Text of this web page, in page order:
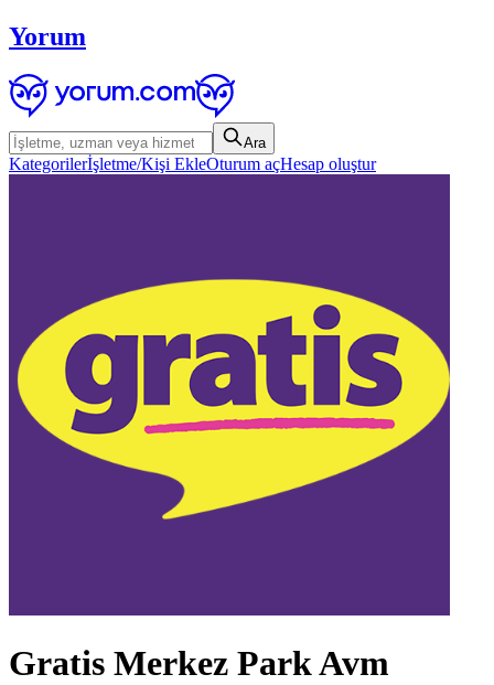
Yorum
Ara
Kategorilerİşletme/Kişi EkleOturum açHesap oluştur
Gratis Merkez Park Avm